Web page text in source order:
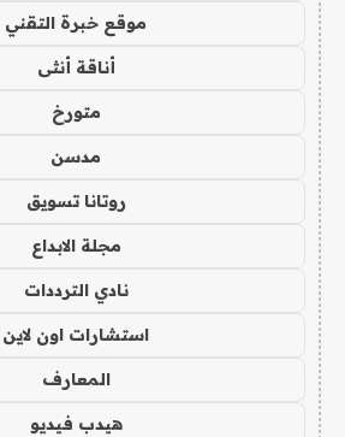
موقع خبرة التقني
أناقة أنثى
متورخ
مدسن
روتانا تسويق
مجلة الابداع
نادي الترددات
استشارات اون لاين
المعارف
هيدب فيديو